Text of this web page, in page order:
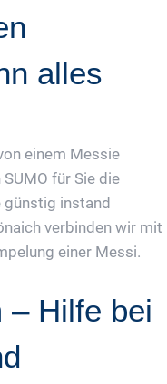
alles
einem Messie
für Sie die
instand
verbinden wir mit
einer Messi.
– Hilfe bei